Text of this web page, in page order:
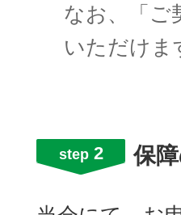
なお、「ご
いただけま
保
step2